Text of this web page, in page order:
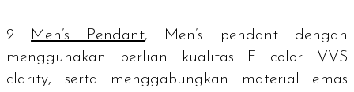
2 Men’s Pendant; Men’s pendant dengan
menggunakan berlian kualitas F color VVS
clarity, serta menggabungkan material emas